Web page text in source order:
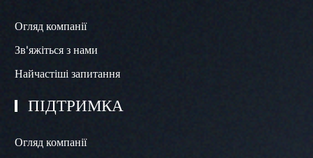
Огляд компанії
Зв'яжіться з нами
Найчастіші запитання
ПІДТРИМКА
Огляд компанії